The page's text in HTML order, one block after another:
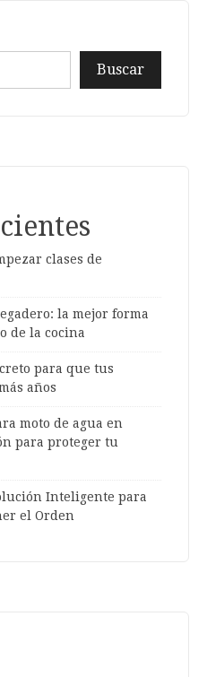
Buscar
clases de
la mejor forma
de la cocina
para que tus
años
moto de agua en
para proteger tu
Inteligente para
el Orden